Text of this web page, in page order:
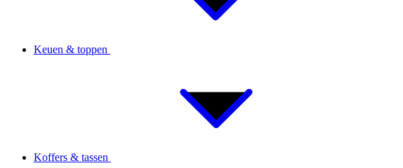
Keuen & toppen
Koffers & tassen